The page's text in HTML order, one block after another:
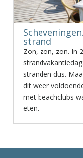
strand
Zon, zon, zon. In
stranden dus.
dit weer
met beachclubs
eten.